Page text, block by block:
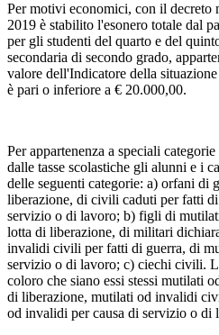
Per motivi economici, con il decreto
2019 è stabilito l'esonero totale dal
per gli studenti del quarto e del
secondaria di secondo grado,
valore dell'Indicatore della
è pari o inferiore a € 20.000,00.
Per appartenenza a speciali
dalle tasse scolastiche gli alunni e i
delle seguenti categorie: a) orfani di
liberazione, di civili caduti per fatti
servizio o di lavoro; b) figli di
lotta di liberazione, di militari
invalidi civili per fatti di guerra, di
servizio o di lavoro; c) ciechi civili.
coloro che siano essi stessi mutilati
di liberazione, mutilati od invalidi
od invalidi per causa di servizio o di